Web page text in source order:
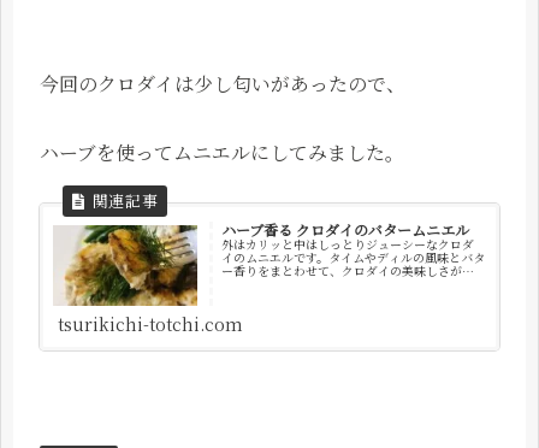
今回のクロダイは少し匂いがあったので、
ハーブを使ってムニエルにしてみました。
ハーブ香る クロダイのバタームニエル
外はカリッと中はしっとりジューシーなクロダ
イのムニエルです。タイムやディルの風味とバタ
ー香りをまとわせて、クロダイの美味しさが一
tsurikichi-totchi.com